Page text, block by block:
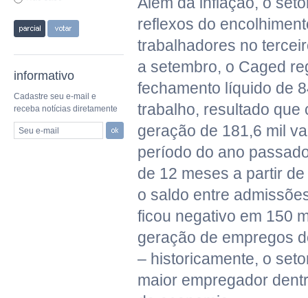
informativo
Cadastre seu e-mail e
receba notícias diretamente
Seu e-mail
reflexos do
trabalhadores no
a setembro, o Caged
fechamento líquido de
trabalho, resultado que
geração de 181,6 mil
período do ano
de 12 meses a partir
o saldo entre
ficou negativo em 150
geração de empregos
– historicamente, o
maior empregador